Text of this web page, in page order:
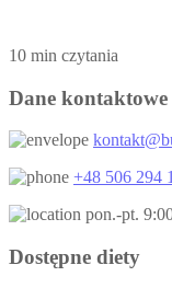
10 min czytania
Dane kontaktowe
+48 506 294
pon.-pt.
Dostępne diety